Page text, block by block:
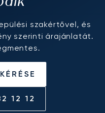
szakértővel, és
szerinti árajánlatát.
12 12